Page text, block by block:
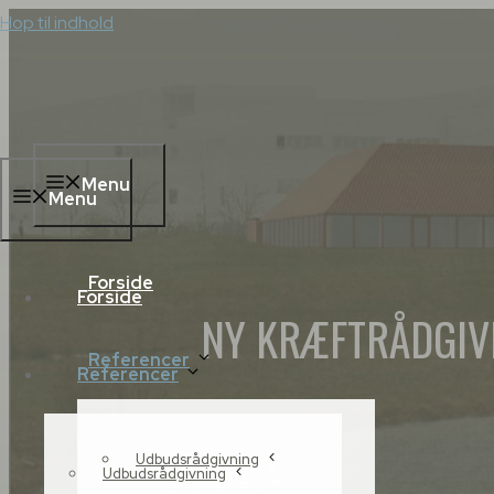
Hop til indhold
Menu
Forside
Referencer
Udbudsrådgivning
Menu
Forside
Referencer
Udbudsrådgivning
NY